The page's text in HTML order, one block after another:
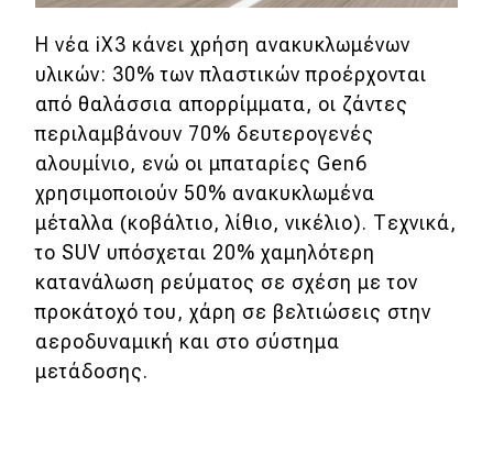
MOTO
Μεταχειρισμένο
Οδηγός αγοράς
Συμβουλές
Χρηστικά
Συμβουλές
ΚΤΕΟ
Η νέα iX3 κάνει χρήση ανακυκλωμένων
υλικών: 30% των πλαστικών προέρχονται
από θαλάσσια απορρίμματα, οι ζάντες
περιλαμβάνουν 70% δευτερογενές
αλουμίνιο, ενώ οι μπαταρίες Gen6
χρησιμοποιούν 50% ανακυκλωμένα
μέταλλα (κοβάλτιο, λίθιο, νικέλιο). Τεχνικά,
το SUV υπόσχεται 20% χαμηλότερη
κατανάλωση ρεύματος σε σχέση με τον
προκάτοχό του, χάρη σε βελτιώσεις στην
αεροδυναμική και στο σύστημα
μετάδοσης.